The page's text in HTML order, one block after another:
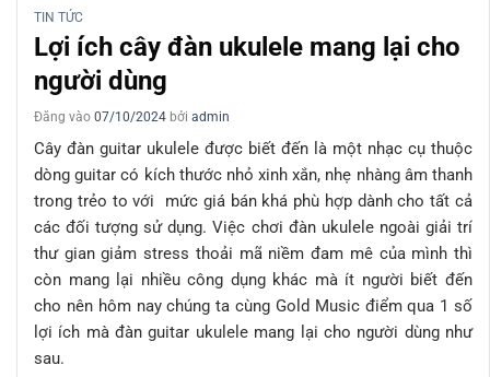
TIN TỨC
Lợi ích cây đàn ukulele mang lại cho
người dùng
Đăng vào 07/10/2024 bởi admin
Cây đàn guitar ukulele được biết đến là một nhạc cụ thuộc
dòng guitar có kích thước nhỏ xinh xắn, nhẹ nhàng âm thanh
trong trẻo to với mức giá bán khá phù hợp dành cho tất cả
các đối tượng sử dụng. Việc chơi đàn ukulele ngoài giải trí
thư gian giảm stress thoải mã niềm đam mê của mình thì
còn mang lại nhiều công dụng khác mà ít người biết đến
cho nên hôm nay chúng ta cùng Gold Music điểm qua 1 số
lợi ích mà đàn guitar ukulele mang lại cho người dùng như
sau.